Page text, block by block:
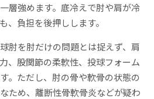
層強めます。底冷えで肘や肩が冷
、負担を後押しします。
肘を肘だけの問題とは捉えず、肩
、股関節の柔軟性、投球フォーム
。ただし、肘の骨や軟骨の状態の
ため、離断性骨軟骨炎などが疑わ